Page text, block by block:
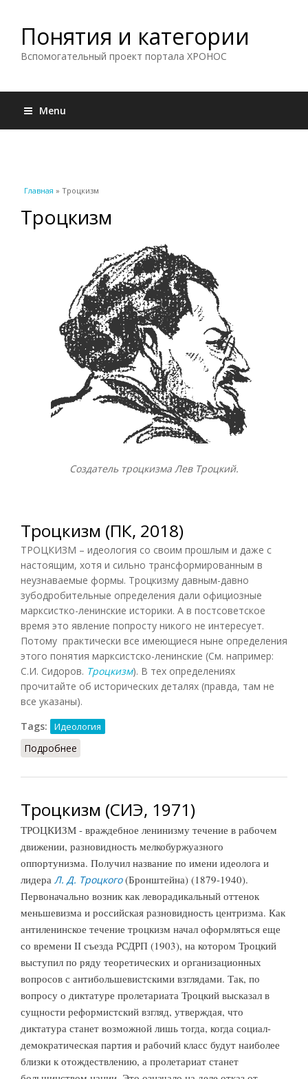
Понятия и категории
Вспомогательный проект портала ХРОНОС
Menu
Вы здесь
Главная » Троцкизм
Троцкизм
Создатель троцкизма Лев Троцкий.
Троцкизм (ПК, 2018)
ТРОЦКИЗМ – идеология со своим прошлым и даже с
настоящим, хотя и сильно трансформированным в
неузнаваемые формы. Троцкизму давным-давно
зубодробительные определения дали официозные
марксистко-ленинские историки. А в постсоветское
время это явление попросту никого не интересует.
Потому практически все имеющиеся ныне определения
этого понятия марксистско-ленинские (См. например:
С.И. Сидоров. Троцкизм). В тех определениях
прочитайте об исторических деталях (правда, там не
все указаны).
Tags:
Идеология
Подробнее
Троцкизм (СИЭ, 1971)
ТРОЦКИЗМ - враждебное ленинизму течение в рабочем
движении, разновидность мелкобуржуазного
оппортунизма. Получил название по имени идеолога и
лидера Л. Д. Троцкого(Бронштейна) (1879-1940).
Первоначально возник как леворадикальный оттенок
меньшевизма и российская разновидность центризма. Как
антиленинское течение троцкизм начал оформляться еще
со времени II съезда РСДРП (1903), на котором Троцкий
выступил по ряду теоретических и организационных
вопросов с антибольшевистскими взглядами. Так, по
вопросу о диктатуре пролетариата Троцкий высказал в
сущности реформистский взгляд, утверждая, что
диктатура станет возможной лишь тогда, когда социал-
демократическая партия и рабочий класс будут наиболее
близки к отождествлению, а пролетариат станет